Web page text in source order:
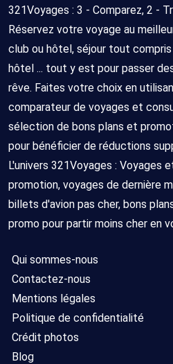
321Voyages : 3 - Comparez, 2 -
Réservez votre voyage au
club ou hôtel, séjour tout
hôtel ... tout y est pour passer
rêve. Faites votre choix en
comparateur de voyages et
sélection de bons plans et
pour bénéficier de réductions
L'univers 321Voyages : Voyages
promotion, voyages de dernière
billets d'avion pas cher, bons
promo pour partir moins cher en
Qui sommes-nous
Contactez-nous
Mentions légales
Politique de confidentialité
Crédit photos
Blog